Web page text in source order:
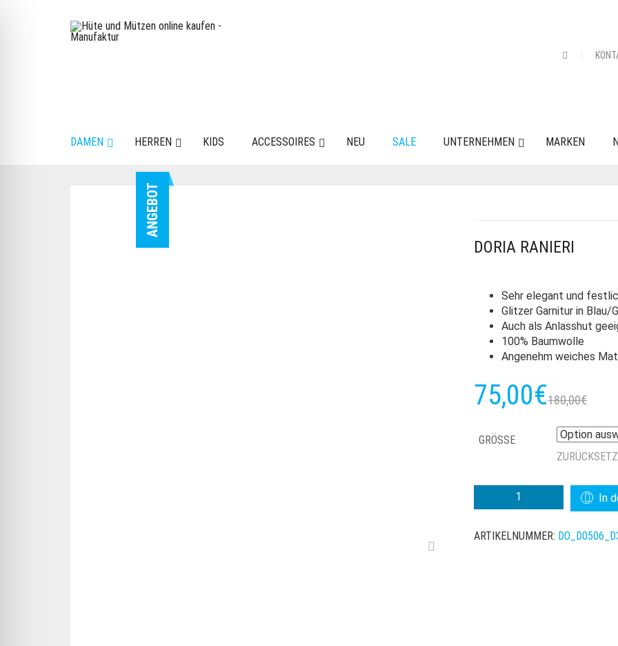
DAMEN HERREN KIDS ACCESSOIRES NEU SALE UNTERNEHMEN MARKEN
ANGEBOT
DORIA RANIERI
Sehr elegant und
Glitzer Garnitur in Blau/
Auch als Anlasshut
100% Baumwolle
Angenehm weiches
180,00€
75,00€
GRÖSSE
RANIERI
In
ARTIKELNUMMER: